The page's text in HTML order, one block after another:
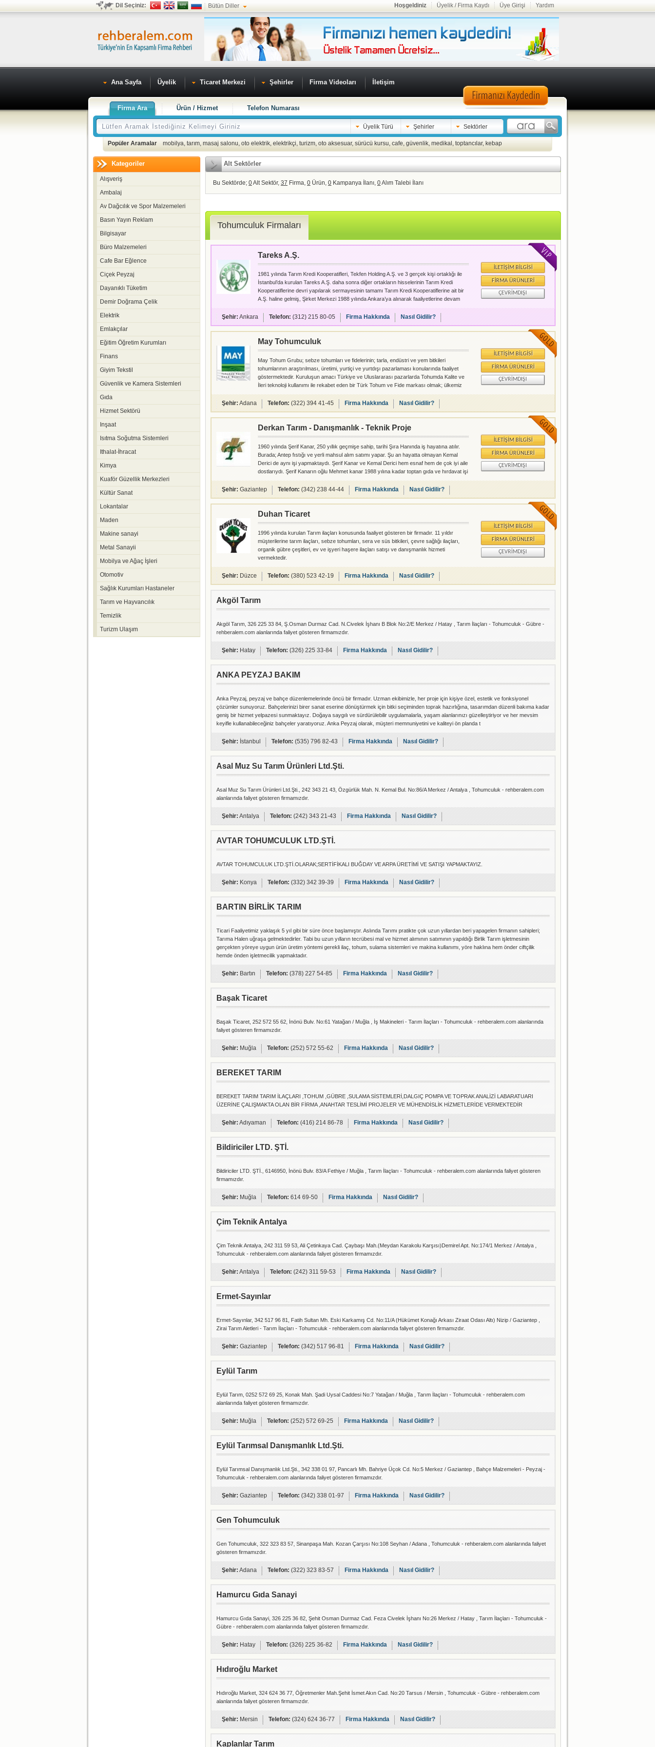
Dil Seçiniz: Bütün Diller Hoşgeldiniz Üyelik / Firma Kaydı Üye Girişi Yardım
Ana Sayfa Üyelik Ticaret Merkezi Şehirler Firma Videoları İletişim
Firma Ara Ürün / Hizmet Telefon Numarası
Üyelik Türü Şehirler Sektörler
Popüler Aramalar mobilya, tarım, masaj salonu, oto elektrik, elektrikçi, turizm, oto aksesuar, sürücü kursu, cafe, güvenlik, medikal , toptancılar, kebap
Kategoriler
Alışveriş
Ambalaj
Av Dağcılık ve Spor Malzemeleri
Basın Yayın Reklam
Bilgisayar
Büro Malzemeleri
Cafe Bar Eğlence
Ciçek Peyzaj
Dayanıklı Tüketim
Demir Doğrama Çelik
Elektrik
Emlakçılar
Eğitim Öğretim Kurumları
Finans
Giyim Tekstil
Güvenlik ve Kamera Sistemleri
Gıda
Hizmet Sektörü
Inşaat
Isıtma Soğutma Sistemleri
Ithalat-İhracat
Kimya
Kuaför Güzellik Merkezleri
Kültür Sanat
Lokantalar
Maden
Makine sanayi
Metal Sanayii
Mobilya ve Ağaç İşleri
Otomotiv
Sağlık Kurumları Hastaneler
Tarım ve Hayvancılık
Temizlik
Turizm Ulaşım
Alt Sektörler
Bu Sektörde; 0Alt Sektör, 37 Firma, 0 Ürün, 0 Kampanya İlanı, 0Alım Talebi İlanı
Tohumculuk Firmaları
Tareks A.Ş.
1981 yılında Tarım Kredi Kooperatifleri, Tekfen Holding A.Ş. ve 3 gerçek kişi ortaklığı ile
İstanbul’da kurulan Tareks A.Ş. daha sonra diğer ortakların hisselerinin Tarım Kredi
Kooperatiflerine devri yapılarak sermayesinin tamamı Tarım Kredi Kooperatiflerine ait bir
A.Ş. haline gelmiş, Şirket Merkezi 1988 yılında Ankara’ya alınarak faaliyetlerine devam
etmiştir. Tarım sektöründe her türlü faaliyeti yürütmek üzere kurulan Şirketimiz, hisselerin
tamamının Tarım Kredi Kooperatiflerine devrinden sonra; öncelikli olarak Tarım
İLETIŞIM BILGISI
FIRMA ÜRÜNLERI
ÇEVRIMDIŞI
Şehir:Ankara Telefon:(312) 215 80-05 Firma Hakkında Nasıl Gidilir?
May Tohumculuk
May Tohum Grubu; sebze tohumları ve fidelerinin; tarla, endüstri ve yem bitkileri
tohumlarının araştırılması, üretimi, yurtiçi ve yurtdışı pazarlaması konularında faaliyet
göstermektedir. Kuruluşun amacı Türkiye ve Uluslararası pazarlarda Tohumda Kalite ve
İleri teknoloji kullanımı ile rekabet eden bir Türk Tohum ve Fide markası olmak; ülkemiz
tarımına çeşit geliştirme, yüksek tarım teknolojilerinin kullanımı ve uzman eleman
yetiştirerek katkıda bulunmaktır. Grubun ilk şirketi 1978 yılında kurulan May Tohumculuk
Limited �
İLETIŞIM BILGISI
FIRMA ÜRÜNLERI
ÇEVRIMDIŞI
Şehir:Adana Telefon:(322) 394 41-45 Firma Hakkında Nasıl Gidilir?
Derkan Tarım - Danışmanlık - Teknik Proje
1960 yılında Şerif Kanar, 250 yıllık geçmişe sahip, tarihi Şıra Hanında iş hayatına atılır.
Burada; Antep fıstığı ve yerli mahsul alım satımı yapar. Şu an hayatta olmayan Kemal
Derici de aynı işi yapmaktaydı. Şerif Kanar ve Kemal Derici hem esnaf hem de çok iyi aile
dostlarıydı. Şerif Kanarın oğlu Mehmet kanar 1988 yılına kadar toptan gıda ve hırdavat işi
ile uğraşmaktaydı. 1988 yılında askerden gelince babası Şerif Kanar ile Şıra Hanında
Antep fıstığı ticaretine başlar.Kemal Dericinin oğulları Zafer, babası i
İLETIŞIM BILGISI
FIRMA ÜRÜNLERI
ÇEVRIMDIŞI
Şehir:Gaziantep Telefon:(342) 238 44-44 Firma Hakkında Nasıl Gidilir?
Duhan Ticaret
1996 yılında kurulan Tarım ilaçları konusunda faaliyet gösteren bir firmadır. 11 yıldır
müşterilerine tarım ilaçları, sebze tohumları, sera ve süs bitkileri, çevre sağlığı ilaçları,
organik gübre çeşitleri, ev ve işyeri haşere ilaçları satışı ve danışmanlık hizmeti
vermektedir.
İLETIŞIM BILGISI
FIRMA ÜRÜNLERI
ÇEVRIMDIŞI
Şehir:Düzce Telefon:(380) 523 42-19 Firma Hakkında Nasıl Gidilir?
Akgöl Tarım
Akgöl Tarım, 326 225 33 84, Ş.Osman Durmaz Cad. N.Civelek İşhanı B Blok No:2/E Merkez / Hatay , Tarım İlaçları - Tohumculuk - Gübre -
rehberalem.com alanlarında faliyet gösteren firmamızdır.
Şehir:Hatay Telefon:(326) 225 33-84 Firma Hakkında Nasıl Gidilir?
ANKA PEYZAJ BAKIM
Anka Peyzaj, peyzaj ve bahçe düzenlemelerinde öncü bir firmadır. Uzman ekibimizle, her proje için kişiye özel, estetik ve fonksiyonel
çözümler sunuyoruz. Bahçelerinizi birer sanat eserine dönüştürmek için bitki seçiminden toprak hazırlığına, tasarımdan düzenli bakıma kadar
geniş bir hizmet yelpazesi sunmaktayız. Doğaya saygılı ve sürdürülebilir uygulamalarla, yaşam alanlarınızı güzelleştiriyor ve her mevsim
keyifle kullanabileceğiniz bahçeler yaratıyoruz. Anka Peyzaj olarak, müşteri memnuniyetini ve kaliteyi ön planda t
Şehir:İstanbul Telefon:(535) 796 82-43 Firma Hakkında Nasıl Gidilir?
Asal Muz Su Tarım Ürünleri Ltd.Şti.
Asal Muz Su Tarım Ürünleri Ltd.Şti., 242 343 21 43, Özgürlük Mah. N. Kemal Bul. No:86/A Merkez / Antalya , Tohumculuk - rehberalem.com
alanlarında faliyet gösteren firmamızdır.
Şehir:Antalya Telefon:(242) 343 21-43 Firma Hakkında Nasıl Gidilir?
AVTAR TOHUMCULUK LTD.ŞTİ.
AVTAR TOHUMCULUK LTD.ŞTİ.OLARAK;SERTİFİKALI BUĞDAY VE ARPA ÜRETİMİ VE SATIŞI YAPMAKTAYIZ.
Şehir:Konya Telefon:(332) 342 39-39 Firma Hakkında Nasıl Gidilir?
BARTIN BİRLİK TARIM
Ticari Faaliyetimiz yaklaşık 5 yıl gibi bir süre önce başlamıştır. Aslında Tarımı pratikte çok uzun yıllardan beri yapagelen firmanın sahipleri;
Tarıma Halen uğraşa gelmektedirler. Tabi bu uzun yılların tecrübesi mal ve hizmet alımının satımının yapıldığı Birlik Tarım işletmesinin
gerçekten yöreye uygun ürün üretim yöntemi gerekli ilaç, tohum, sulama sistemleri ve makina kullanımı, yöre haklına hem önder ciftçilik
hemde önden işletmecilik yapmaktadır.
Şehir:Bartın Telefon:(378) 227 54-85 Firma Hakkında Nasıl Gidilir?
Başak Ticaret
Başak Ticaret, 252 572 55 62, İnönü Bulv. No:61 Yatağan / Muğla , İş Makineleri - Tarım İlaçları - Tohumculuk - rehberalem.com alanlarında
faliyet gösteren firmamızdır.
Şehir:Muğla Telefon:(252) 572 55-62 Firma Hakkında Nasıl Gidilir?
BEREKET TARIM
BEREKET TARIM TARIM İLAÇLARI ,TOHUM ,GÜBRE ,SULAMA SİSTEMLERİ,DALGIÇ POMPA VE TOPRAK ANALİZİ LABARATUARI
ÜZERİNE ÇALIŞMAKTA OLAN BİR FİRMA ,ANAHTAR TESLİMİ PROJELER VE MÜHENDİSLİK HİZMETLERİDE VERMEKTEDİR
Şehir:Adıyaman Telefon:(416) 214 86-78 Firma Hakkında Nasıl Gidilir?
Bildiriciler LTD. ŞTİ.
Bildiriciler LTD. ŞTİ., 6146950, İnönü Bulv. 83/A Fethiye / Muğla , Tarım İlaçları - Tohumculuk - rehberalem.com alanlarında faliyet gösteren
firmamızdır.
Şehir:Muğla Telefon:614 69-50 Firma Hakkında Nasıl Gidilir?
Çim Teknik Antalya
Çim Teknik Antalya, 242 311 59 53, Ali Çetinkaya Cad. Çaybaşı Mah.(Meydan Karakolu Karşısı)Demirel Apt. No:174/1 Merkez / Antalya ,
Tohumculuk - rehberalem.com alanlarında faliyet gösteren firmamızdır.
Şehir:Antalya Telefon:(242) 311 59-53 Firma Hakkında Nasıl Gidilir?
Ermet-Sayınlar
Ermet-Sayınlar, 342 517 96 81, Fatih Sultan Mh. Eski Karkamış Cd. No:11/A (Hükümet Konağı Arkası Ziraat Odası Altı) Nizip / Gaziantep ,
Zirai Tarım Aletleri - Tarım İlaçları - Tohumculuk - rehberalem.com alanlarında faliyet gösteren firmamızdır.
Şehir:Gaziantep Telefon:(342) 517 96-81 Firma Hakkında Nasıl Gidilir?
Eylül Tarım
Eylül Tarım, 0252 572 69 25, Konak Mah. Şadi Uysal Caddesi No:7 Yatağan / Muğla , Tarım İlaçları - Tohumculuk - rehberalem.com
alanlarında faliyet gösteren firmamızdır.
Şehir:Muğla Telefon:(252) 572 69-25 Firma Hakkında Nasıl Gidilir?
Eylül Tarımsal Danışmanlık Ltd.Şti.
Eylül Tarımsal Danışmanlık Ltd.Şti., 342 338 01 97, Pancarlı Mh. Bahriye Üçok Cd. No:5 Merkez / Gaziantep , Bahçe Malzemeleri - Peyzaj -
Tohumculuk - rehberalem.com alanlarında faliyet gösteren firmamızdır.
Şehir:Gaziantep Telefon:(342) 338 01-97 Firma Hakkında Nasıl Gidilir?
Gen Tohumculuk
Gen Tohumculuk, 322 323 83 57, Sinanpaşa Mah. Kozan Çarşısı No:108 Seyhan / Adana , Tohumculuk - rehberalem.com alanlarında faliyet
gösteren firmamızdır.
Şehir:Adana Telefon:(322) 323 83-57 Firma Hakkında Nasıl Gidilir?
Hamurcu Gıda Sanayi
Hamurcu Gıda Sanayi, 326 225 36 82, Şehit Osman Durmaz Cad. Feza Civelek İşhanı No:26 Merkez / Hatay , Tarım İlaçları - Tohumculuk -
Gübre - rehberalem.com alanlarında faliyet gösteren firmamızdır.
Şehir:Hatay Telefon:(326) 225 36-82 Firma Hakkında Nasıl Gidilir?
Hıdıroğlu Market
Hıdıroğlu Market, 324 624 36 77, Öğretmenler Mah.Şehit İsmet Akın Cad. No:20 Tarsus / Mersin , Tohumculuk - Gübre - rehberalem.com
alanlarında faliyet gösteren firmamızdır.
Şehir:Mersin Telefon:(324) 624 36-77 Firma Hakkında Nasıl Gidilir?
Kaplanlar Tarım